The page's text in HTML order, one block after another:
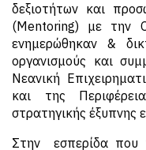
δεξιοτήτων και
(Mentoring) με την
ενημερώθηκαν &
οργανισμούς και
Νεανική
και της
στρατηγικής έξυπνης
Στην εσπερίδα που